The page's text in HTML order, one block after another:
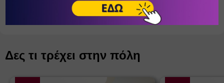
ΠΕΡΙΒΆΛΛΟΝ - ΦΎΣΗ #ΠΑΙΧΝΊΔΙΑ
Δες τι τρέχει στην πόλη